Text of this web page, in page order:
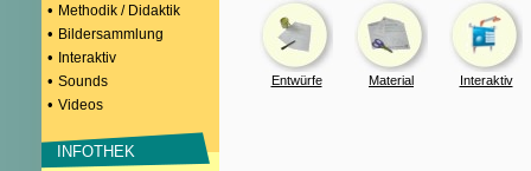
• Methodik / Didaktik
• Bildersammlung
• Interaktiv
• Sounds
• Videos
INFOTHEK
Entwürfe Material Interaktiv